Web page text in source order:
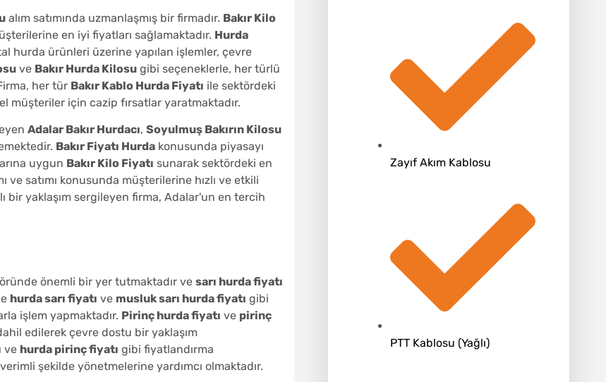
alım satımında uzmanlaşmış bir firmadır. Bakır Kilo
en iyi fiyatları sağlamaktadır. Hurda
hurda ürünleri üzerine yapılan işlemler, çevre
ve Bakır Hurda Kilosu gibi seçeneklerle, her türlü
her tür Bakır Kablo Hurda Fiyatı ile sektördeki
müşteriler için cazip fırsatlar yaratmaktadır.
Adalar Bakır Hurdacı, Soyulmuş Bakırın Kilosu
Bakır Fiyatı Hurda konusunda piyasayı
uygun Bakır Kilo Fiyatı sunarak sektördeki en
ve satımı konusunda müşterilerine hızlı ve etkili
yaklaşım sergileyen firma, Adalar'un en tercih
önemli bir yer tutmaktadır ve sarı hurda fiyatı
hurda sarı fiyatı ve musluk sarı hurda fiyatı gibi
işlem yapmaktadır. Pirinç hurda fiyatı ve pirinç
edilerek çevre dostu bir yaklaşım
ve hurda pirinç fiyatı gibi fiyatlandırma
şekilde yönetmelerine yardımcı olmaktadır.
Zayıf Akım Kablosu
PTT Kablosu (Yağlı)